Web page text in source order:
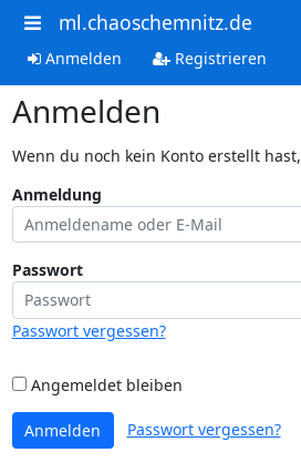
ml.chaoschemnitz.de
Anmelden Registrieren
Anmelden
Wenn du noch kein Konto erstellt hast,
Anmeldung
Passwort
Passwort vergessen?
Angemeldet bleiben
Anmelden Passwort vergessen?